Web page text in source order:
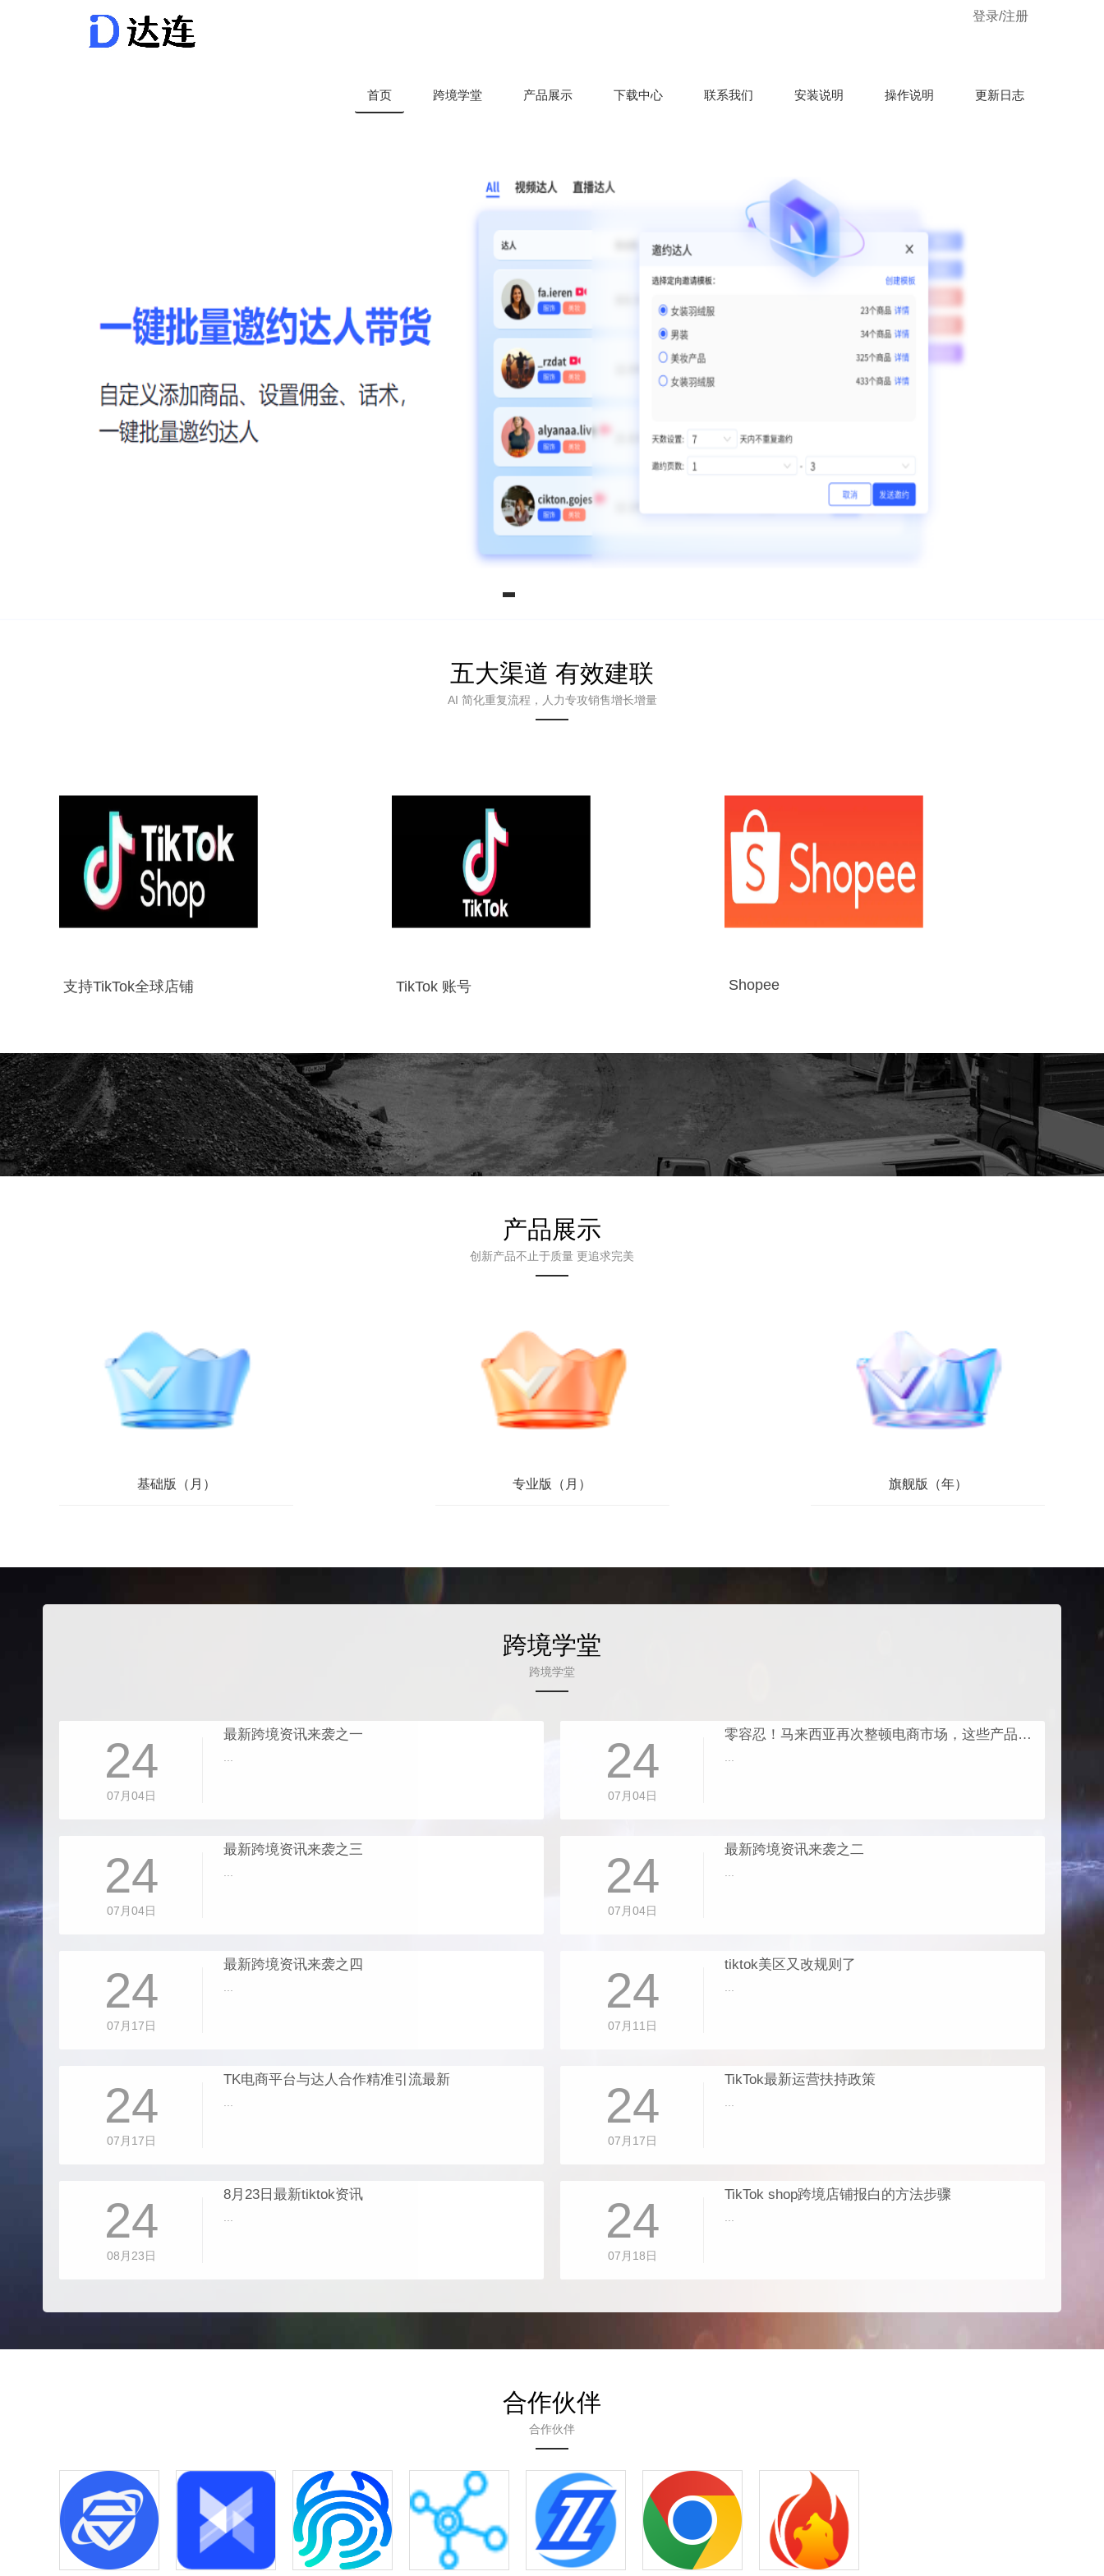
登录/注册
首页 跨境学堂 产品展示 下载中心 联系我们 安装说明 操作说明 更新日志
五大渠道 有效建联
AI 简化重复流程，人力专攻销售增长增量
支持TikTok全球店铺 TikTok 账号 Shopee
产品展示
创新产品不止于质量 更追求完美
基础版（月） 专业版（月） 旗舰版（年）
跨境学堂
跨境学堂
24
07月04日
零容忍！马来西亚再次整顿电商市场，这些产品全部强制封禁（附应对措施）
24
07月04日
最新跨境资讯来袭之一
24
07月04日
最新跨境资讯来袭之二
24
07月04日
最新跨境资讯来袭之三
24
07月11日
tiktok美区又改规则了
24
07月17日
最新跨境资讯来袭之四
24
07月17日
TikTok最新运营扶持政策
24
07月17日
TK电商平台与达人合作精准引流最新
24
07月18日
TikTok shop跨境店铺报白的方法步骤
24
08月23日
8月23日最新tiktok资讯
合作伙伴
合作伙伴